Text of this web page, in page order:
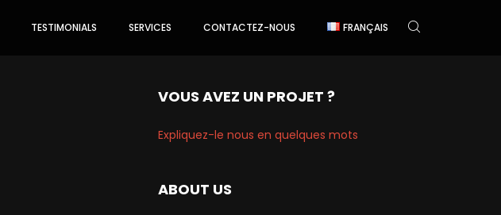
TESTIMONIALS SERVICES CONTACTEZ-NOUS FRANÇAIS
VOUS AVEZ UN PROJET ?
Expliquez-le nous en quelques mots
ABOUT US